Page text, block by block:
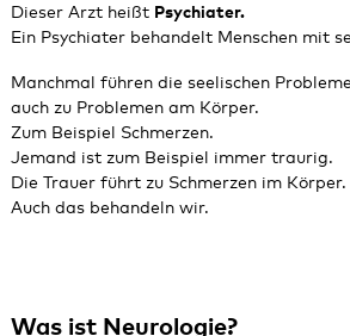
Dieser Arzt heißt Psychiater.
Ein Psychiater behandelt Menschen mit
Manchmal führen die seelischen Probleme
auch zu Problemen am Körper.
Zum Beispiel Schmerzen.
Jemand ist zum Beispiel immer traurig.
Die Trauer führt zu Schmerzen im Körper.
Auch das behandeln wir.
Was ist Neurologie?